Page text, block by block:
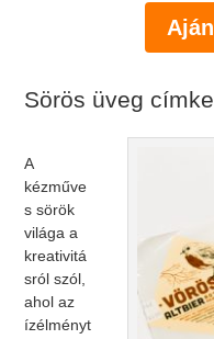
Sörös üveg címke
A
kézműve
s sörök
világa a
kreativitá
sról szól,
ahol az
ízélményt